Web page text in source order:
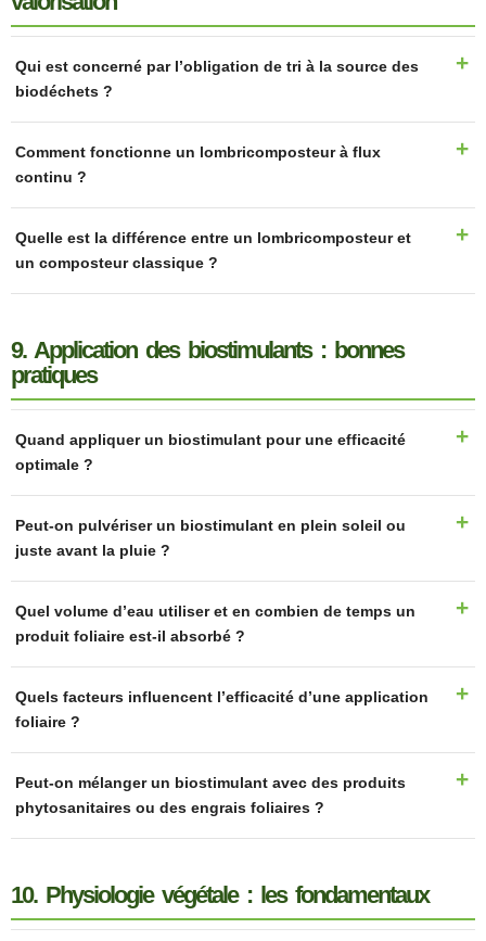
Qui est concerné par l’obligation de tri à la source des
biodéchets ?
Comment fonctionne un lombricomposteur à flux
continu ?
Quelle est la différence entre un lombricomposteur et
un composteur classique ?
9. Application des biostimulants : bonnes
pratiques
Quand appliquer un biostimulant pour une efficacité
optimale ?
Peut-on pulvériser un biostimulant en plein soleil ou
juste avant la pluie ?
Quel volume d’eau utiliser et en combien de temps un
produit foliaire est-il absorbé ?
Quels facteurs influencent l’efficacité d’une application
foliaire ?
Peut-on mélanger un biostimulant avec des produits
phytosanitaires ou des engrais foliaires ?
10. Physiologie végétale : les fondamentaux